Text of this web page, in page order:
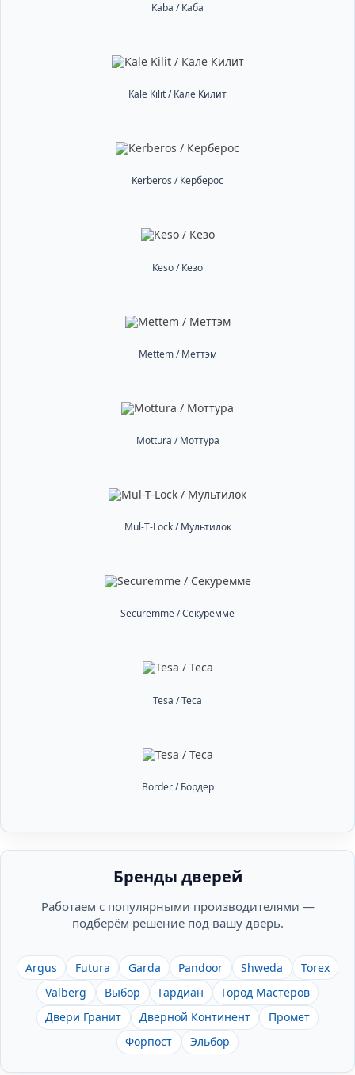
Kaba / Каба
Kale Kilit / Кале Килит
Kerberos / Керберос
Keso / Кезо
Mettem / Меттэм
Mottura / Моттура
Mul-T-Lock / Мультилок
Securemme / Секуремме
Tesa / Теса
Border / Бордер
Бренды дверей
Работаем с популярными производителями —
подберём решение под вашу дверь.
Argus Futura Garda Pandoor Shweda
Torex
Valberg
Выбор Гардиан
Город Мастеров
Двери Гранит
Дверной Континент
Промет
Форпост
Эльбор